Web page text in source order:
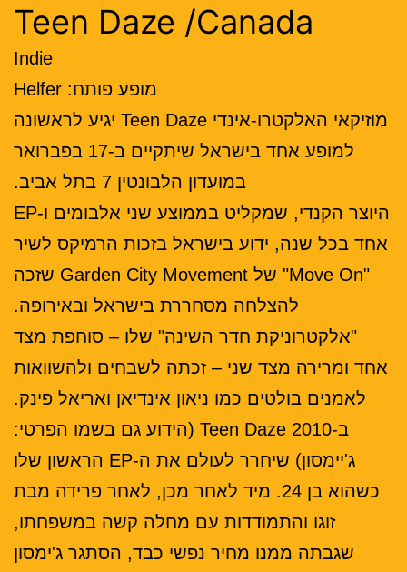
Teen Daze /Canada
Indie
מופע פותח: Helfer
מוזיקאי האלקטרו-אינדי Teen Daze יגיע לראשונה
למופע אחד בישראל שיתקיים ב-17 בפברואר
במועדון הלבונטין 7 בתל אביב.
היוצר הקנדי, שמקליט בממוצע שני אלבומים ו-EP
אחד בכל שנה, ידוע בישראל בזכות הרמיקס לשיר
"Move On" של Garden City Movement שזכה
להצלחה מסחררת בישראל ובאירופה.
"אלקטרוניקת חדר השינה" שלו – סוחפת מצד
אחד ומרירה מצד שני – זכתה לשבחים ולהשוואות
לאמנים בולטים כמו ניאון אינדיאן ואריאל פינק.
ב-2010 Teen Daze (הידוע גם בשמו הפרטי:
ג'יימסון) שיחרר לעולם את ה-EP הראשון שלו
כשהוא בן 24. מיד לאחר מכן, לאחר פרידה מבת
זוגו והתמודדות עם מחלה קשה במשפחתו,
שגבתה ממנו מחיר נפשי כבד, הסתגר ג'ימסון